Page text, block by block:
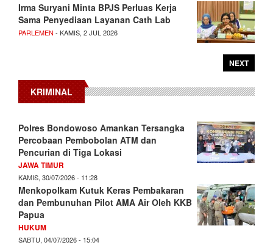
Irma Suryani Minta BPJS Perluas Kerja
Sama Penyediaan Layanan Cath Lab
PARLEMEN - KAMIS, 2 JUL 2026
NEXT
KRIMINAL
Polres Bondowoso Amankan Tersangka
Percobaan Pembobolan ATM dan
Pencurian di Tiga Lokasi
JAWA TIMUR
KAMIS, 30/07/2026 - 11:28
Menkopolkam Kutuk Keras Pembakaran
dan Pembunuhan Pilot AMA Air Oleh KKB
Papua
HUKUM
SABTU, 04/07/2026 - 15:04